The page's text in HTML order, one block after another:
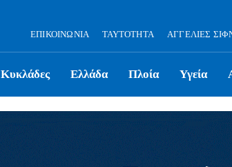
ΕΠΙΚΟΙΝΩΝΊΑ ΤΑΥΤΌΤΗΤΑ ΑΓΓΕΛΊΕΣ
Κυκλάδες Ελλάδα Πλοία Υγεία